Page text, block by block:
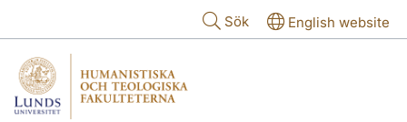
Sök English website